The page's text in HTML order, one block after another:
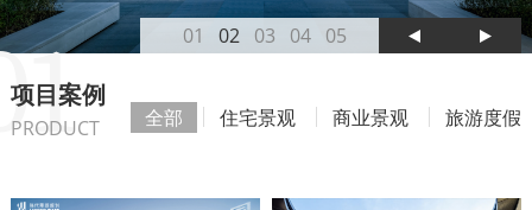
项目案例
PRODUCT 全部 住宅景观 商业景观 旅游度假